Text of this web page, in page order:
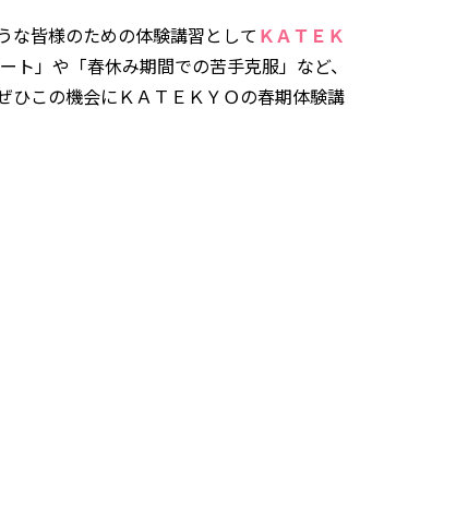
な皆様のための体験講習として ＫＡＴＥＫ
」や「春休み期間での苦手克服」など、
ひこの機会にＫＡＴＥＫＹＯの春期体験講